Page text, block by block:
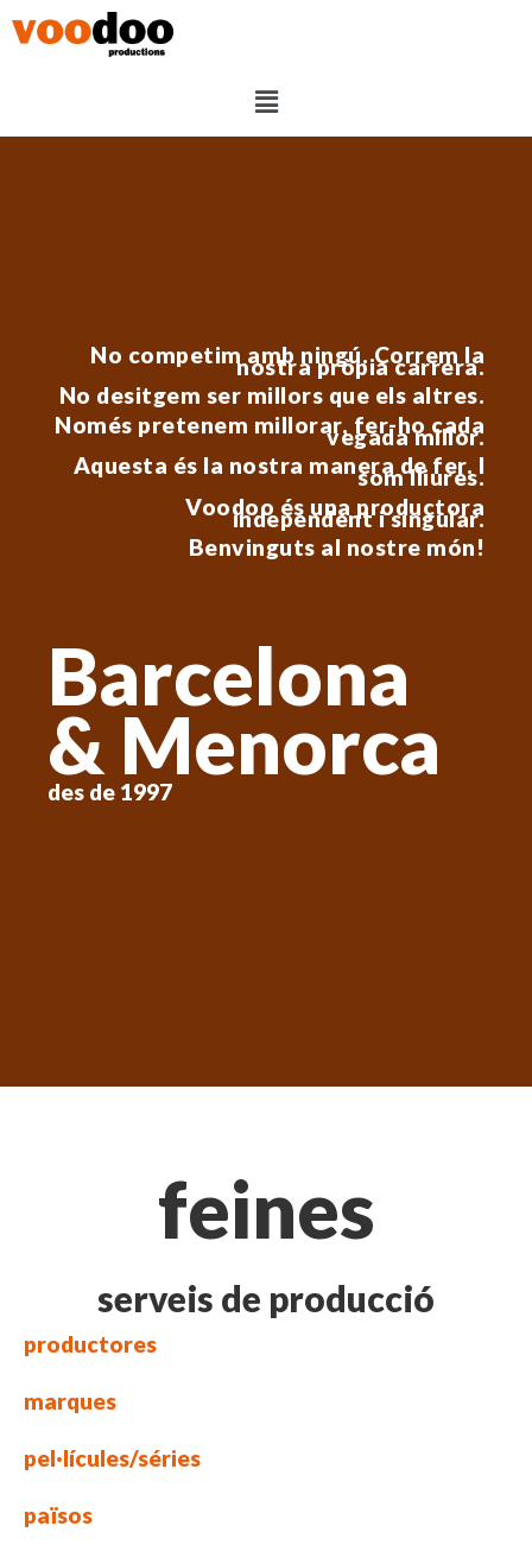
No competim amb ningú. Correm la
nostra pròpia carrera.
No desitgem ser millors que els altres.
Només pretenem millorar, fer-ho cada
vegada millor.
Aquesta és la nostra manera de fer. I
som lliures.
Voodoo és una productora
independent i singular.
Benvinguts al nostre món!
Barcelona
& Menorca
des de 1997
feines
serveis de producció
productores
marques
pel·lícules/séries
països